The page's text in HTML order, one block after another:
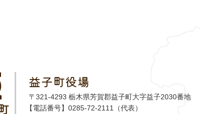
益子町
益子町役場
〒321-4293 栃木県芳賀郡益子町大字益子2030番地
【電話番号】0285-72-2111（代表）